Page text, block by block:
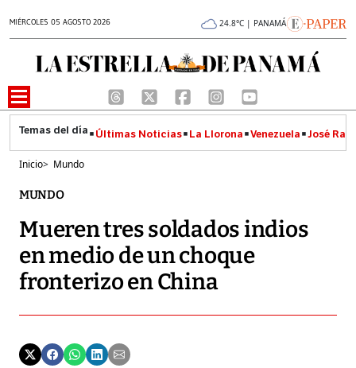
MIÉRCOLES 05 AGOSTO 2026 24.8°C | PANAMÁ
Últimas Noticias La Llorona Venezuela José
Inicio> Mundo
MUNDO
Mueren tres soldados indios
en medio de un choque
fronterizo en China